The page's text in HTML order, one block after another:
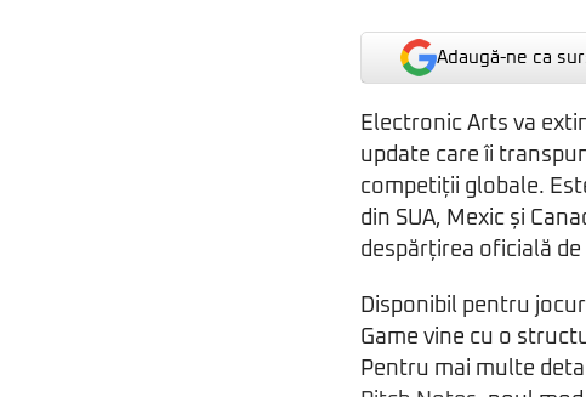
Adaugă-ne ca
Electronic Arts va
update care îi
competiții globale.
din SUA, Mexic și
despărțirea oficială de
Disponibil pentru
Game vine cu o
Pentru mai multe